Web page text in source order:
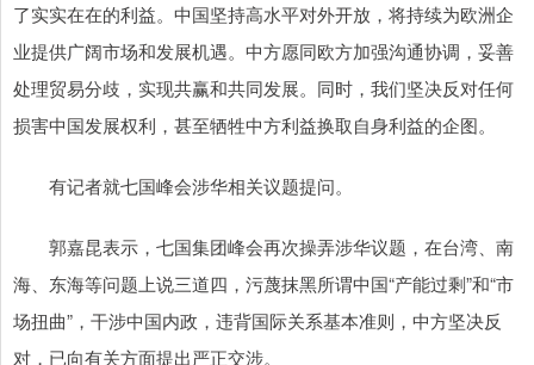
了实实在在的利益。中国坚持高水平对外开放，将持续为欧洲企
业提供广阔市场和发展机遇。中方愿同欧方加强沟通协调，妥善
处理贸易分歧，实现共赢和共同发展。同时，我们坚决反对任何
损害中国发展权利，甚至牺牲中方利益换取自身利益的企图。
有记者就七国峰会涉华相关议题提问。
郭嘉昆表示，七国集团峰会再次操弄涉华议题，在台湾、南
海、东海等问题上说三道四，污蔑抹黑所谓中国“产能过剩”和“市
场扭曲”，干涉中国内政，违背国际关系基本准则，中方坚决反
对，已向有关方面提出严正交涉。